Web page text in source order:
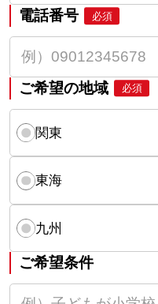
電話番号 必須
ご希望の地域 必須
関東
東海
九州
ご希望条件